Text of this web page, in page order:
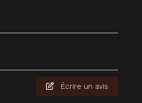
Écrire un avis